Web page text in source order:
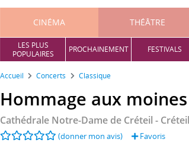
CINÉMA THÉÂTRE
LES PLUS
POPULAIRES
PROCHAINEMENT FESTIVALS
Accueil Concerts Classique
Hommage aux
Cathédrale Notre-Dame de Créteil - Créteil
(donner mon avis) Favoris